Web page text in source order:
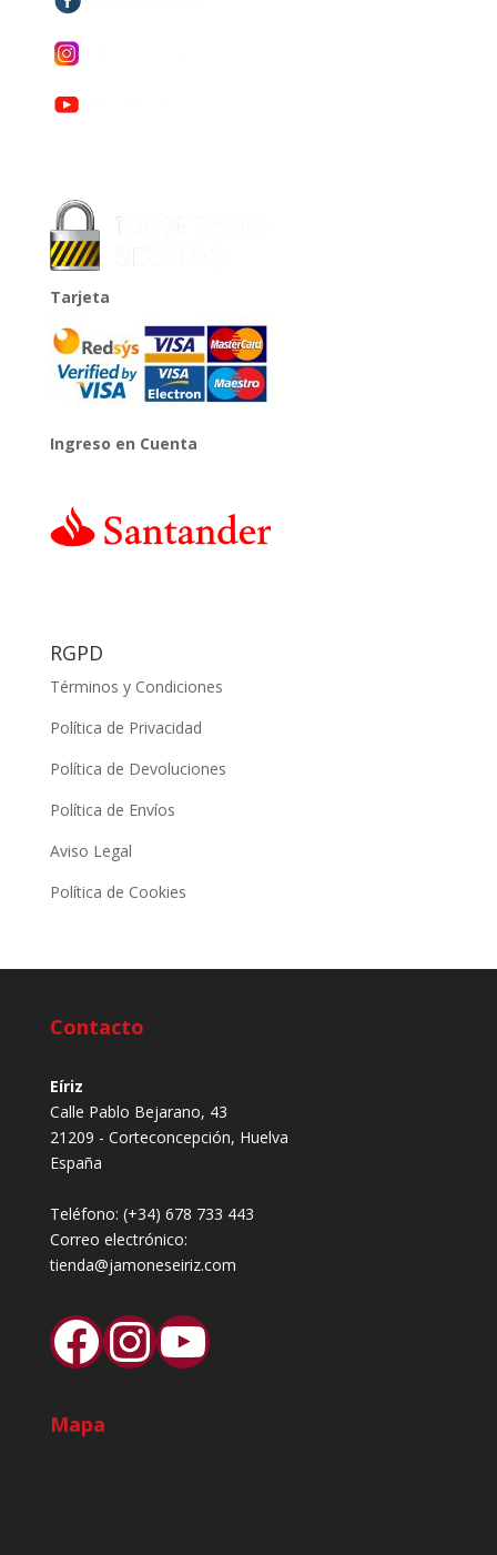
Tarjeta
Ingreso en Cuenta
RGPD
Términos y Condiciones
Política de Privacidad
Política de Devoluciones
Política de Envíos
Aviso Legal
Política de Cookies
Contacto
Eíriz
Calle Pablo Bejarano, 43
21209 - Corteconcepción, Huelva
España
Teléfono: (+34) 678 733 443
Correo electrónico:
tienda@jamoneseiriz.com
Facebook
Instagram
YouTube
Mapa